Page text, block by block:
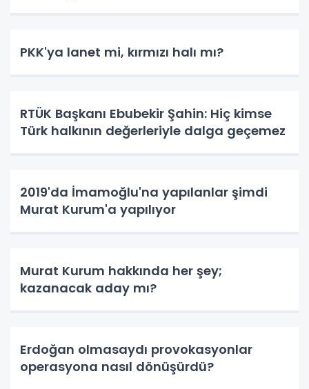
PKK'ya lanet mi, kırmızı halı mı?
RTÜK Başkanı Ebubekir Şahin: Hiç kimse
Türk halkının değerleriyle dalga geçemez
2019'da İmamoğlu'na yapılanlar şimdi
Murat Kurum'a yapılıyor
Murat Kurum hakkında her şey;
kazanacak aday mı?
Erdoğan olmasaydı provokasyonlar
operasyona nasıl dönüşürdü?